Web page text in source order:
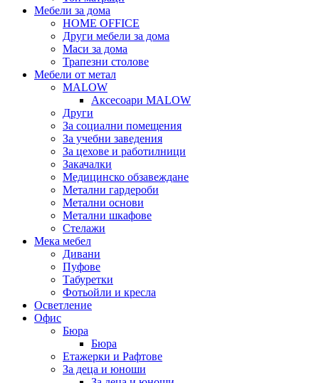
Мебели за дома
HOME OFFICE
Други мебели за дома
Маси за дома
Трапезни столове
Мебели от метал
MALOW
Аксесоари MALOW
Други
За социални помещения
За учебни заведения
За цехове и работилници
Закачалки
Медицинско обзавеждане
Метални гардероби
Метални основи
Метални шкафове
Стелажи
Мека мебел
Дивани
Пуфове
Табуретки
Фотьойли и кресла
Осветление
Офис
Бюра
Бюра
Етажерки и Рафтове
За деца и юноши